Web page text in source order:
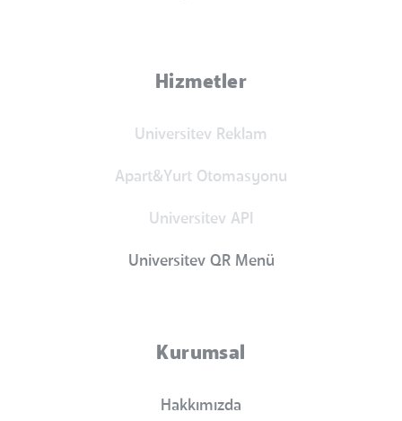
Hizmetler
Universitev Reklam
Apart&Yurt Otomasyonu
Universitev API
Universitev QR Menü
Kurumsal
Hakkımızda